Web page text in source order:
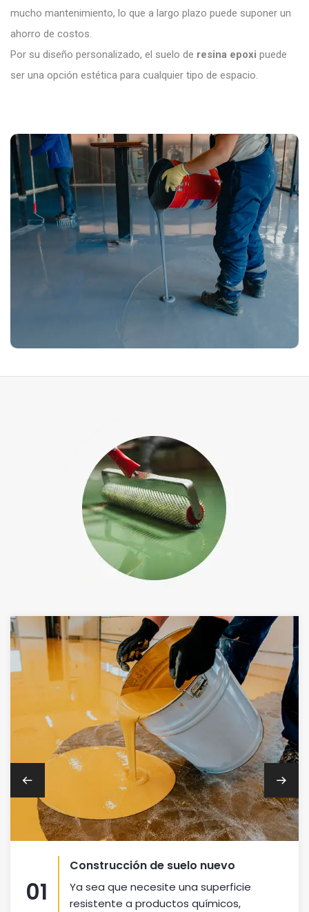
mucho mantenimiento, lo que a largo plazo puede suponer un
ahorro de costos.
Por su diseño personalizado, el suelo de resina epoxi puede
ser una opción estética para cualquier tipo de espacio.
01
Construcción de suelo nuevo
Ya sea que necesite una superficie
resistente a productos químicos,